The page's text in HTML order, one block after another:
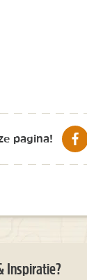
pagina!
Inspiratie?